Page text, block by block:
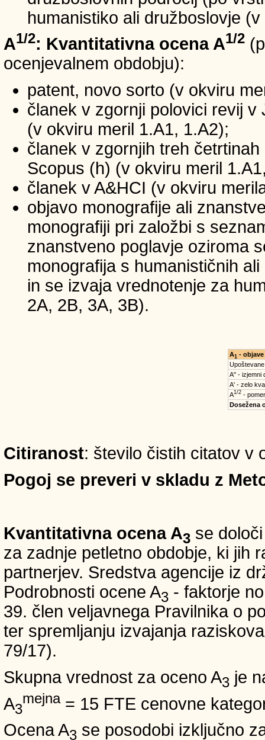
humanistiko ali družboslovje
A1/2: Kvantitativna ocena A1/2
ocenjevalnem obdobju):
patent, novo sorto (v okviru
članek v zgornji polovici revij
(v okviru meril 1.A1, 1.A2);
članek v zgornjih treh
Scopus (h) (v okviru meril
članek v A&HCI (v okviru
objavo monografije ali
monografiji pri založbi s
znanstveno poglavje oziroma
monografija s humanističnih
in se izvaja vrednotenje za
2A, 2B, 3A, 3B).
A1 - objave
A'' - izjemni
A' - zelo
A1/2-
Dosežena
Citiranost: število čistih citatov v
Pogoj se preveri v skladu z
Kvantitativna ocena A3 se
za zadnje petletno obdobje, ki jih
partnerjev. Sredstva agencije iz
Podrobnosti ocene A3 - faktorje
39. člen veljavnega Pravilnika o
ter spremljanju izvajanja
79/17).
Skupna vrednost za oceno A3 je
A3
mejna= 15 FTE cenovne
Ocena A3 se posodobi izključno